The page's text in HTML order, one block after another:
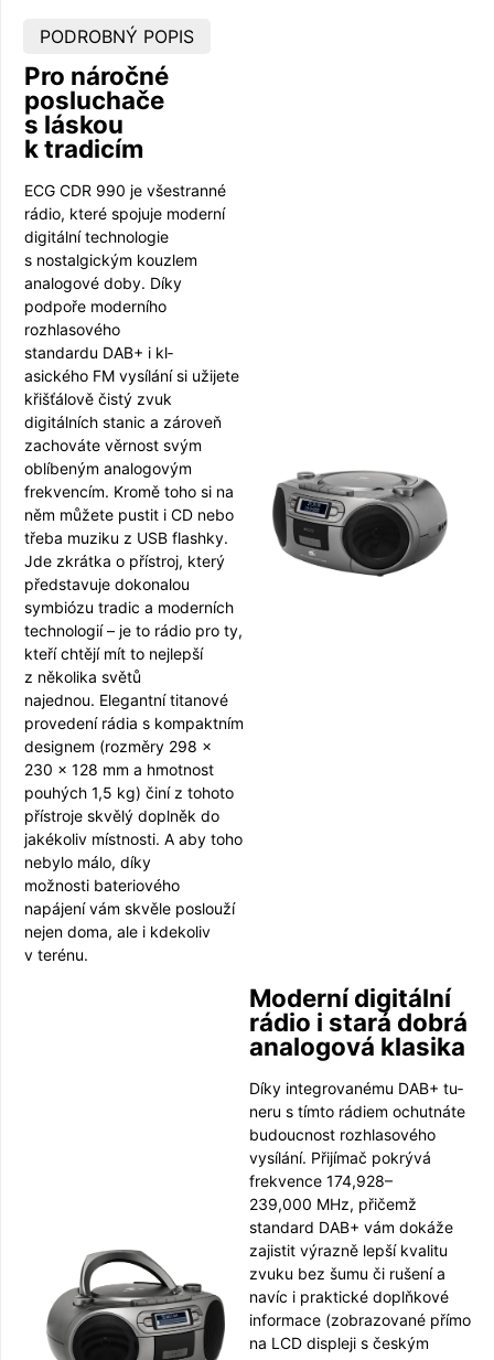
PODROBNÝ POPIS
Pro náročné
posluchače
s láskou
k tradicím
ECG CDR 990 je všestranné
rádio, které spojuje moderní
digitální technologie
s nostalgickým kouzlem
analogové doby. Díky
podpoře moderního
rozhlasového
standardu DAB+ i kl­
asického FM vy­sílání si užijete
křišťálově čistý zvuk
digitálních stanic a zároveň
zachováte věrnost svým
oblíbeným analogovým
frekvencím. Kromě toho si na
něm můžete pustit i CD nebo
třeba muziku z USB flashky.
Jde zkrátka o přístroj, který
představuje dokonalou
symbiózu tradic a moderních
technologií – je to rádio pro ty,
kteří chtějí mít to nejlepší
z několika světů
najednou. Elegantní titanové
provedení rádia s kompaktním
designem (rozměry 298 ×
230 × 128 mm a hmotnost
pouhých 1,5 kg) činí z tohoto
přístroje skvělý doplněk do
jakékoliv místnosti. A aby toho
nebylo málo, díky
možnosti bate­riového
napájení vám skvěle poslouží
nejen doma, ale i kdekoliv
v terénu.
Moderní digitální
rádio i stará dobrá
analogová klasika
Díky integrovanému DAB+ tu­
neru s tímto rádiem ochutnáte
budoucnost rozhlasového
vysílání. Přijímač pokrývá
frekvence 174,928–
239,000 MHz, přičemž
standard DAB+ vám dokáže
zajistit výrazně lepší kvalitu
zvuku bez šumu či rušení a
navíc i praktické doplňkové
informace (zobrazované přímo
na LCD displeji s českým